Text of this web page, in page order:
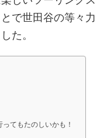
で世田谷の等々力
た。
てもたのしいかも！